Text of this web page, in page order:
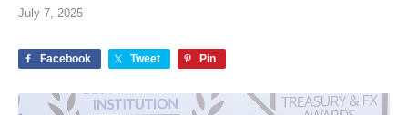
July 7, 2025
Facebook Tweet Pin